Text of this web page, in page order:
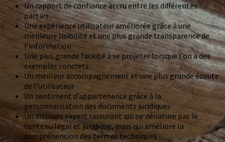
Un rapport de confiance accru entre les différentes
parties
Une expérience utilisateur améliorée grâce à une
meilleure lisibilité et une plus grande transparence de
l’information
Une plus grande facilité à se projeter lorsque l’on a des
exemples concrets
Un meilleur accompagnement et une plus grande écoute
de l’utilisateur
Un sentiment d’appartenance grâce à la
personnalisation des documents juridiques
Un discours expert rassurant qui ne dénature pas le
contenu légal et juridique, mais qui améliore la
compréhension des termes techniques